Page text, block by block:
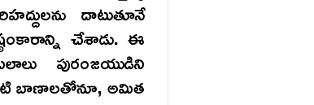
దాటుతూనే
చేశాడు. ఈ
పురంజయుడిని
బాణాలతోనూ, అమిత